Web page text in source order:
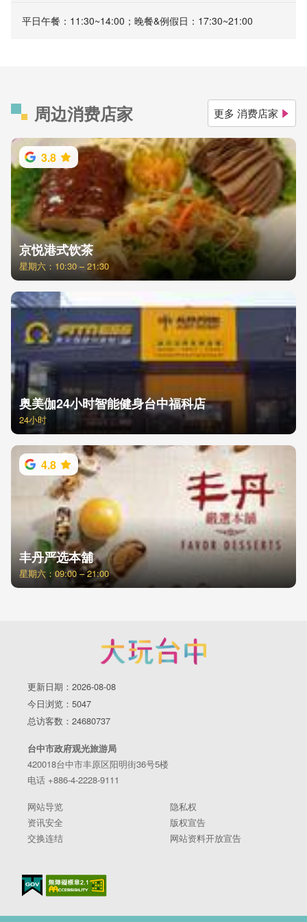
平日午餐：11:30~14:00；晚餐&例假日：17:30~21:00
周边消费店家 更多 消费店家
3.8
京悦港式饮茶
星期六：10:30 – 21:30
奥美伽24小时智能健身台中福科店
24小时
4.8
丰丹严选本舖
星期六：09:00 – 21:00
更新日期：2026-08-08
今日浏览：5047
总访客数：24680737
台中市政府观光旅游局
420018台中市丰原区阳明街36号5楼
电话 +886-4-2228-9111
网站导览
隐私权
资讯安全
版权宣告
交换连结
网站资料开放宣告